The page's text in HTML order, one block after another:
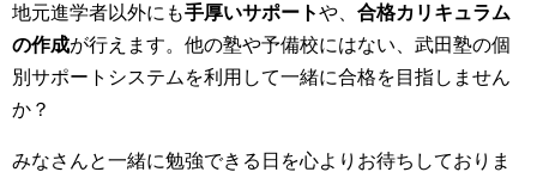
地元進学者以外にも手厚いサポートや、 合格カリキュラム
の作成が行えます。他の塾や予備校にはない、武田塾の個
別サポートシステムを利用して一緒に合格を目指しません
か？
みなさんと一緒に勉強できる日を心よりお待ちしておりま